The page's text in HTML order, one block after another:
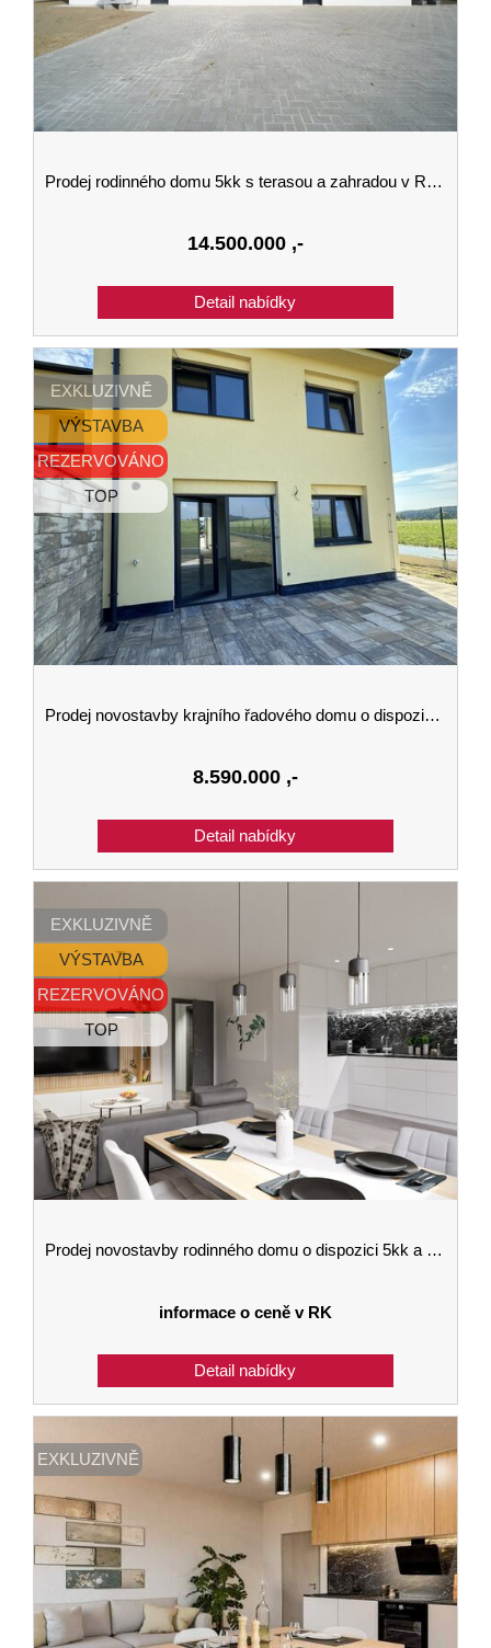
Prodej rodinného domu 5kk s terasou a zahradou v Roudném u Českých Budějovic
14.500.000 ,-
EXKLUZIVNĚ
VÝSTAVBA
REZERVOVÁNO
TOP
Prodej novostavby krajního řadového domu o dispozici 5kk a velikosti 144 m2 se zahradou v Kaplici
8.590.000 ,-
EXKLUZIVNĚ
VÝSTAVBA
REZERVOVÁNO
TOP
Prodej novostavby rodinného domu o dispozici 5kk a velikosti 142 m2 se zahradou v Kaplici
informace o ceně v RK
EXKLUZIVNĚ